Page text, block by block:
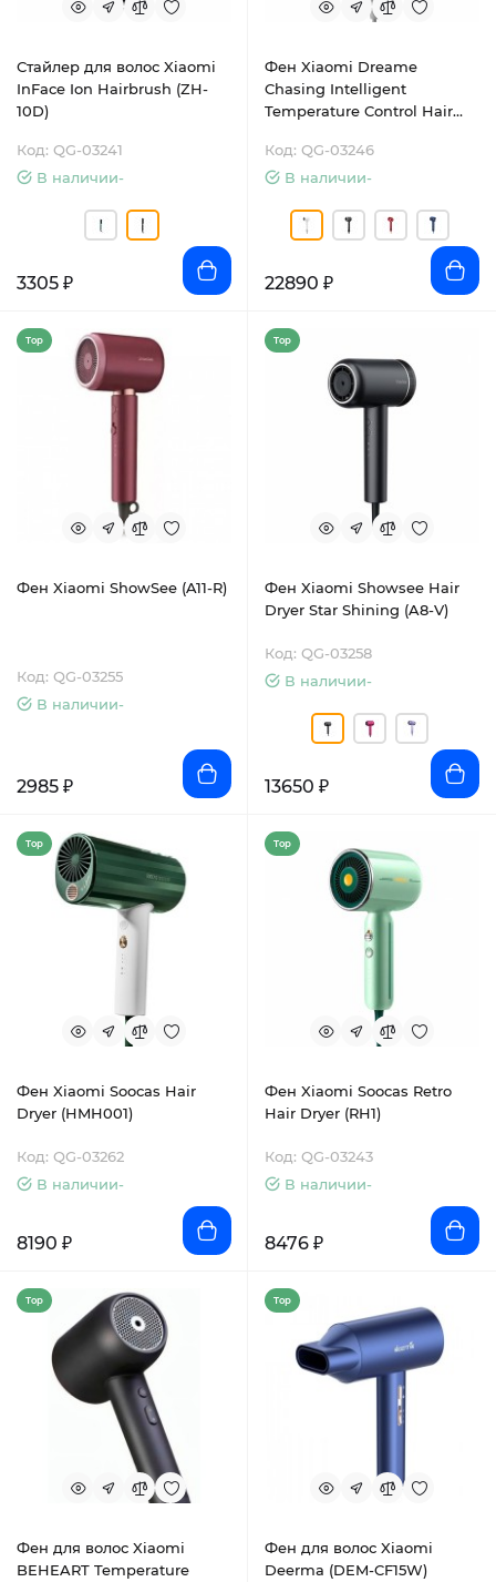
Стайлер для волос Xiaomi
InFace Ion Hairbrush (ZH-
10D)
Код: QG-03241
В наличии-
3305 ₽
Фен Xiaomi Dreame
Chasing Intelligent
Temperature Control Hair
Код: QG-03246
В наличии-
22890 ₽
Top
Фен Xiaomi ShowSee (A11-R)
Код: QG-03255
В наличии-
2985 ₽
Top
Фен Xiaomi Showsee Hair
Dryer Star Shining (A8-V)
Код: QG-03258
В наличии-
13650 ₽
Top
Фен Xiaomi Soocas Hair
Dryer (HMH001)
Код: QG-03262
В наличии-
8190 ₽
Top
Фен Xiaomi Soocas Retro
Hair Dryer (RH1)
Код: QG-03243
В наличии-
8476 ₽
Top
Фен для волос Xiaomi
BEHEART Temperature
Top
Фен для волос Xiaomi
Deerma (DEM-CF15W)